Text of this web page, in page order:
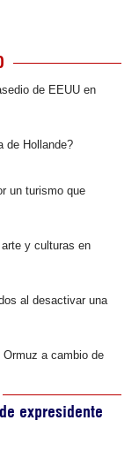
de EEUU en
de Hollande?
un turismo que
y culturas en
al desactivar una
Ormuz a cambio de
expresidente